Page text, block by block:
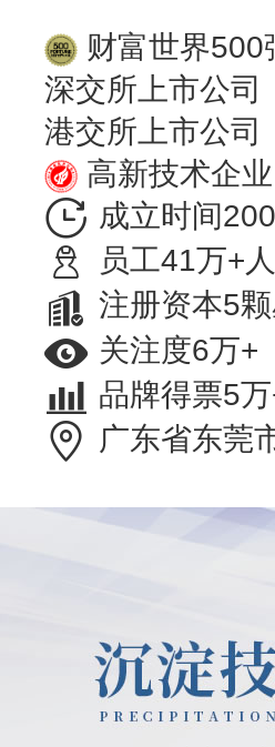
财富世界500
深交所上市公司
港交所上市公司
高新技术企业
成立时间
员工41万+人
注册资本5
关注度6万+
品牌得票5
广东省东莞